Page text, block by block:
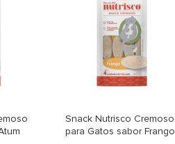
Snack Nutrisco Cremoso
para Gatos sabor Frango